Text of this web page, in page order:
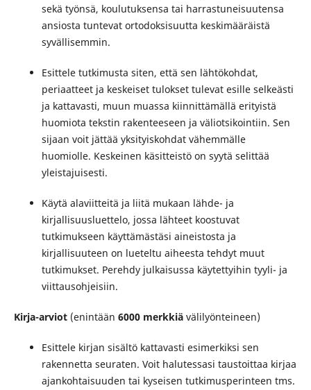
sekä työnsä, koulutuksensa tai harrastuneisuutensa
ansiosta tuntevat ortodoksisuutta keskimääräistä
syvällisemmin.
Esittele tutkimusta siten, että sen lähtökohdat,
periaatteet ja keskeiset tulokset tulevat esille selkeästi
ja kattavasti, muun muassa kiinnittämällä erityistä
huomiota tekstin rakenteeseen ja väliotsikointiin. Sen
sijaan voit jättää yksityiskohdat vähemmälle
huomiolle. Keskeinen käsitteistö on syytä selittää
yleistajuisesti.
Käytä alaviitteitä ja liitä mukaan lähde- ja
kirjallisuusluettelo, jossa lähteet koostuvat
tutkimukseen käyttämästäsi aineistosta ja
kirjallisuuteen on lueteltu aiheesta tehdyt muut
tutkimukset. Perehdy julkaisussa käytettyihin tyyli- ja
viittausohjeisiin.
Kirja-arviot(enintään 6000 merkkiävälilyönteineen)
Esittele kirjan sisältö kattavasti esimerkiksi sen
rakennetta seuraten. Voit halutessasi taustoittaa kirjaa
ajankohtaisuuden tai kyseisen tutkimusperinteen tms.